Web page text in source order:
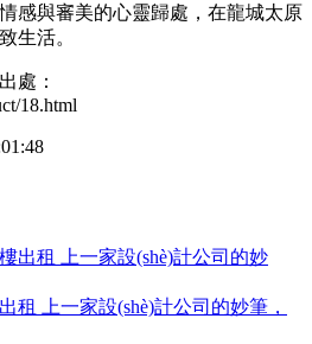
感與審美的心靈歸處，在龍城太原
生活。
處：
18.html
租 上一家設(shè)計公司的妙筆，